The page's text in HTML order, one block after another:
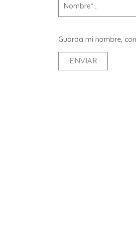
Guarda mi nombre,